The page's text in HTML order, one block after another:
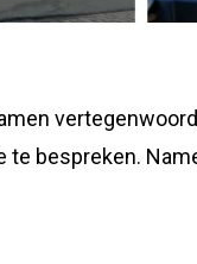
bespreken.